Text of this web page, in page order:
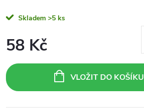
Skladem >5 ks
58 Kč
cena:
VLOŽIT DO KOŠÍKU